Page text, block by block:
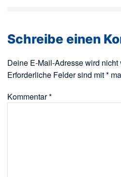
Schreibe einen
Deine E-Mail-Adresse wird nicht
Erforderliche Felder sind mit*
Kommentar*